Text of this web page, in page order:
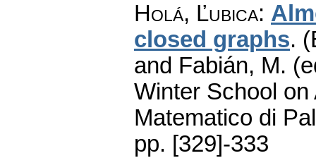
Holá, Ľubica:
closed graphs.
and Fabián, M.
Winter School
Matematico di
pp. [329]-333